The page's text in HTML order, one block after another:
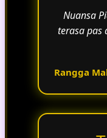
Nuansa
terasa pas
Rangga